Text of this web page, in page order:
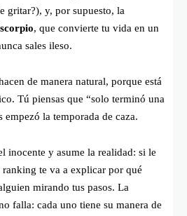
gritar?), y, por supuesto, la
, que convierte tu vida en un
sales ileso.
de manera natural, porque está
Tú piensas que “solo terminó una
la temporada de caza.
inocente y asume la realidad: si le
te va a explicar por qué
mirando tus pasos. La
falla: cada uno tiene su manera de